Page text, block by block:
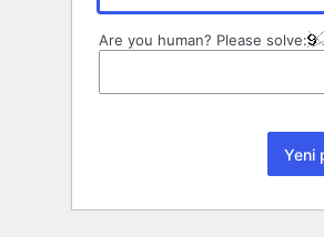
Are you human? Please solve: